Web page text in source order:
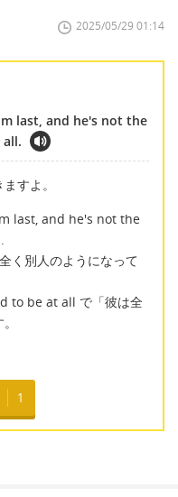
2025/05/29 01:14
last, and he's not the
all.
すよ。
last, and he's not the
く別人のようになって
to be at all で「彼は全
1